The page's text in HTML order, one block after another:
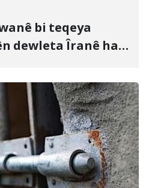
bi teqeya
dewleta Îranê hat